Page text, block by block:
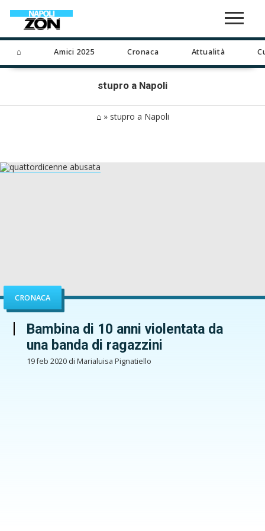
⌂ Amici 2025 Cronaca Attualità
stupro a Napoli
⌂» stupro a Napoli
CRONACA
Bambina di 10 anni violentata da
una banda di ragazzini
19 feb 2020 di Marialuisa Pignatiello